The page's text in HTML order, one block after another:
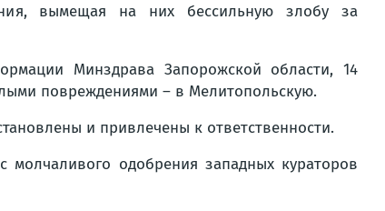
вымещая на них бессильную злобу за
Минздрава Запорожской области, 14
повреждениями – в Мелитопольскую.
и привлечены к ответственности.
молчаливого одобрения западных кураторов